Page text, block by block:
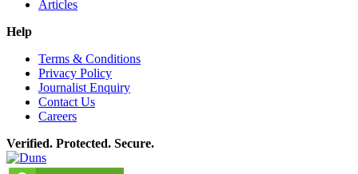
Articles
Help
Terms & Conditions
Privacy Policy
Journalist Enquiry
Contact Us
Careers
Verified. Protected. Secure.